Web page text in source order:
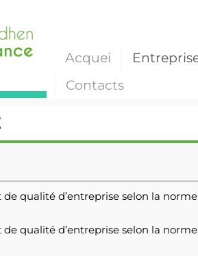
Acquei
Contacts
qualité d’entreprise selon la norme
qualité d’entreprise selon la norme